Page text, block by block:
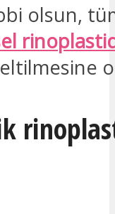
olsun,